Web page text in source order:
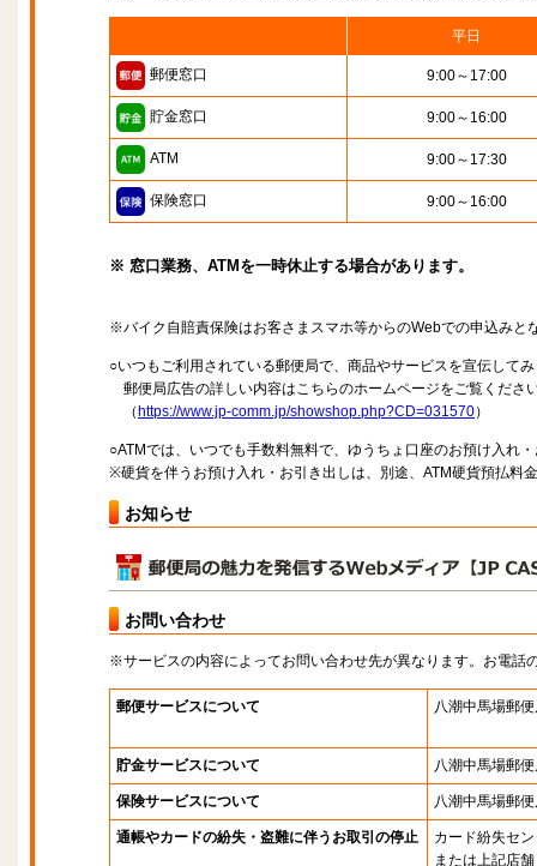
平日
郵便窓口 9:00～17:00
貯金窓口 9:00～16:00
ATM 9:00～17:30
保険窓口 9:00～16:00
※ 窓口業務、ATMを一時休止する場合があります。
※バイク自賠責保険はお客さまスマホ等からのWebでの申込みと
○いつもご利用されている郵便局で、商品やサービスを宣伝して
郵便局広告の詳しい内容はこちらのホームページをご覧くださ
（ https://www.jp-comm.jp/showshop.php?CD=031570）
○ATMでは、いつでも手数料無料で、ゆうちょ口座のお預け入れ
※硬貨を伴うお預け入れ・お引き出しは、別途、ATM硬貨預払料
お知らせ
お問い合わせ
※サービスの内容によってお問い合わせ先が異なります。お電話
郵便サービスについて 八潮中馬場郵
貯金サービスについて 八潮中馬場郵
保険サービスについて 八潮中馬場郵
通帳やカードの紛失・盗難に伴うお取引の停止
カード紛失セ
または上記店舗